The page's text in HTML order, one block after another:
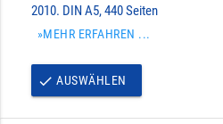
2010. DIN A5, 440 Seiten
»MEHR ERFAHREN ...
done AUSWÄHLEN